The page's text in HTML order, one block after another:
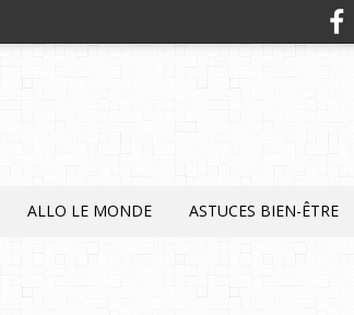
ALLO LE MONDE ASTUCES BIEN-ÊTRE